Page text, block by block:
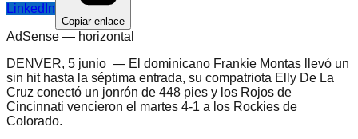
LinkedIn
Copiar enlace
AdSense — horizontal
DENVER, 5 junio — El dominicano Frankie Montas llevó un
sin hit hasta la séptima entrada, su compatriota Elly De La
Cruz conectó un jonrón de 448 pies y los Rojos de
Cincinnati vencieron el martes 4-1 a los Rockies de
Colorado.